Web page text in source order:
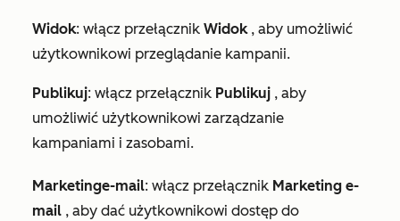
Widok: włącz przełącznik Widok, aby umożliwić
użytkownikowi przeglądanie kampanii.
Publikuj: włącz przełącznik Publikuj , aby
umożliwić użytkownikowi zarządzanie
kampaniami i zasobami.
Marketinge-mail: włącz przełącznik Marketing e-
mail , aby dać użytkownikowi dostęp do